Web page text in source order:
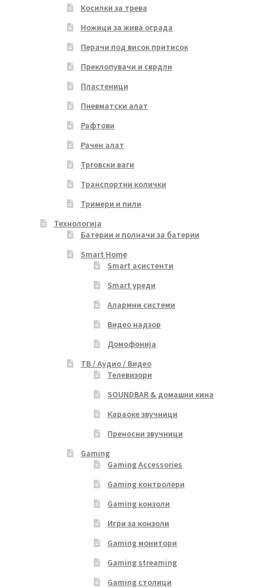
Косилки за трева
Ножици за жива ограда
Перачи под висок притисок
Преклопувачи и сврдли
Пластеници
Пневматски алат
Рафтови
Рачен алат
Трговски ваги
Транспортни колички
Тримери и пили
Технологија
Батерии и полначи за батерии
Smart Home
Smart асистенти
Smart уреди
Алармни системи
Видео надзор
Домофонија
ТВ / Аудио / Видео
Телевизори
SOUNDBAR & домашни кина
Караоке звучници
Преносни звучници
Gaming
Gaming Accessories
Gaming контролери
Gaming конзоли
Игри за конзоли
Gaming монитори
Gaming streaming
Gaming столици